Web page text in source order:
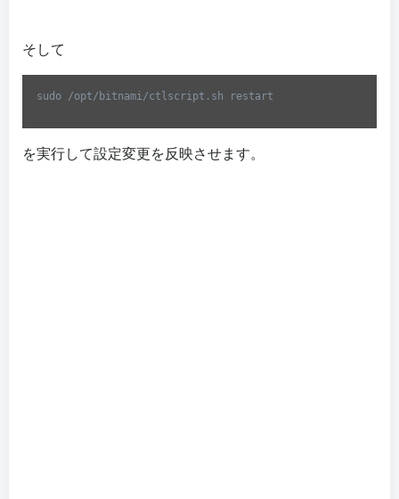
そして
sudo /opt/bitnami/ctlscript.sh restart
を実行して設定変更を反映させます。